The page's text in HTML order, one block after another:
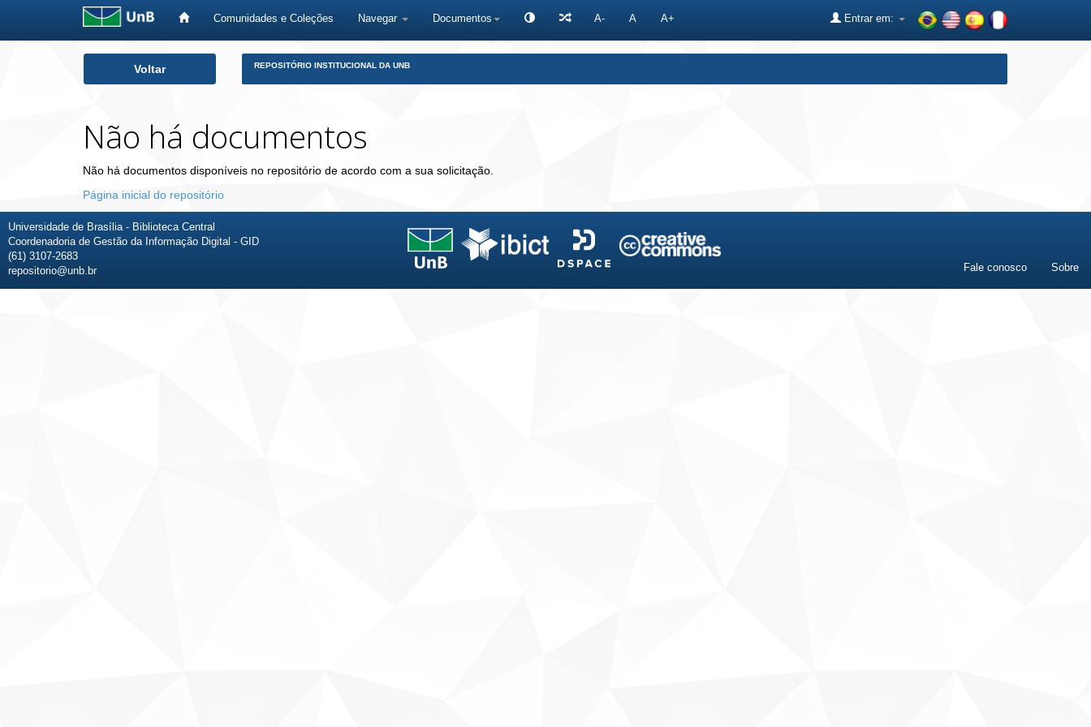
Comunidades e Coleções Navegar Documentos A- A A+ Entrar em:
Voltar REPOSITÓRIO INSTITUCIONAL DA UNB
Não há documentos
Não há documentos disponíveis no repositório de acordo com a sua solicitação.
Página inicial do repositório
Universidade de Brasília - Biblioteca Central
Coordenadoria de Gestão da Informação Digital - GID
(61) 3107-2683
repositorio@unb.br
Fale conosco Sobre